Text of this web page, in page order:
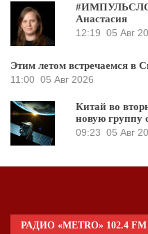
Анастасия
12:19 05 Авг
Этим летом встречаемся в
11:00 05 Авг 2026
Китай во
новую группу
09:23 05 Авг
РАДИО «METRO» 102.4 FM